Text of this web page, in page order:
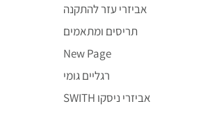
אביזרי עזר להתקנה
תריסים ומתאמים
New Page
רגליים גומי
SWITH אביזרי ניסקו